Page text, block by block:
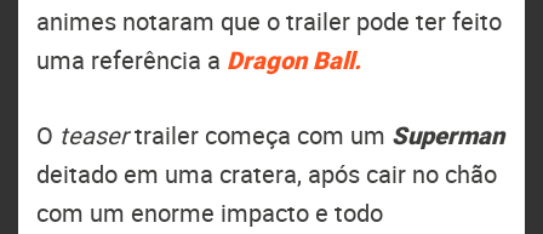
animes notaram que o trailer pode ter feito
uma referência a Dragon Ball.
O teasertrailer começa com um Superman
deitado em uma cratera, após cair no chão
com um enorme impacto e todo